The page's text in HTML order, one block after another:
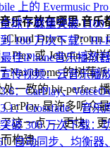
上的 Evermusic
球下载量突破 1100
100 万次下载：Hi-
佳iPhone音乐播放
宣传视频：云音乐播
：CarPlay、
：Crossfade、音
突破 300 万次下载：
：自动同步、均衡器
乐存放在哪里,音乐
Drive、Proton
Plex 或 Jellyfin 这
Navidrome 的树莓
一致的 bit-perfect
CarPlay 是许多听众
这一点 — 更快、
构建。